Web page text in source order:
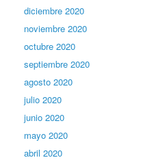
diciembre 2020
noviembre 2020
octubre 2020
septiembre 2020
agosto 2020
julio 2020
junio 2020
mayo 2020
abril 2020